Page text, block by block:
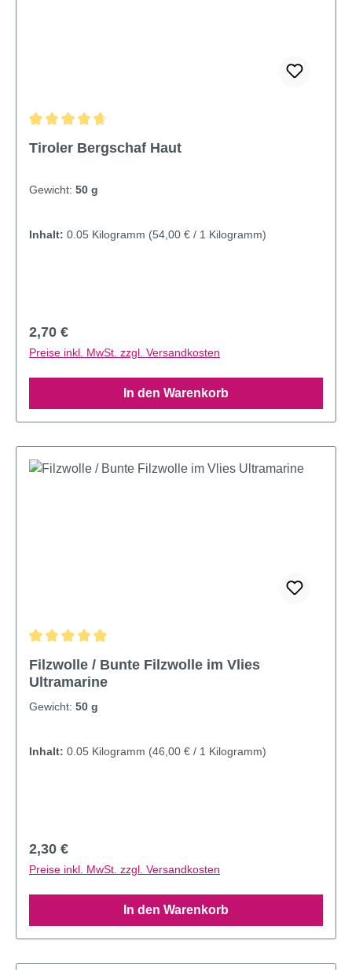
Tiroler Bergschaf Haut
Gewicht: 50 g
Inhalt: 0.05 Kilogramm (54,00 € / 1 Kilogramm)
Regulärer Preis:
2,70 €
Preise inkl. MwSt. zzgl. Versandkosten
In den Warenkorb
Filzwolle / Bunte Filzwolle im Vlies
Ultramarine
Gewicht: 50 g
Inhalt: 0.05 Kilogramm (46,00 € / 1 Kilogramm)
Regulärer Preis:
2,30 €
Preise inkl. MwSt. zzgl. Versandkosten
In den Warenkorb